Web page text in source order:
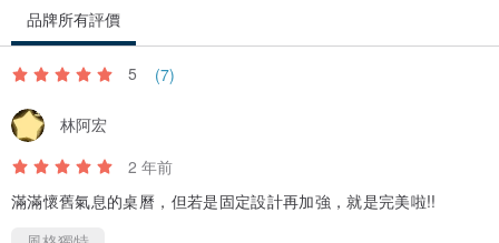
品牌所有評價
5 (7)
林阿宏
2 年前
滿滿懷舊氣息的桌曆，但若是固定設計再加強，就是完美啦!!